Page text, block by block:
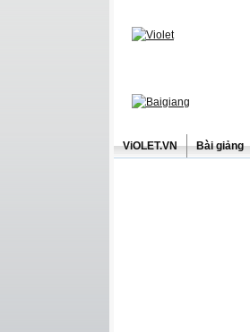
ViOLET.VN Bài giảng